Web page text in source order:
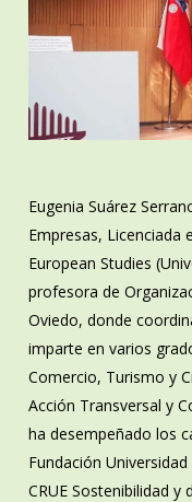
Eugenia Suárez
Empresas, Licenciada
European Studies
profesora de
Oviedo, donde
imparte en varios
Comercio, Turismo y
Acción Transversal y
ha desempeñado los
Fundación
CRUE Sostenibilidad y